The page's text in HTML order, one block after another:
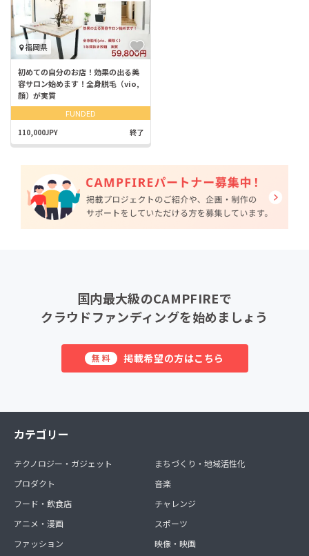
福岡県
初めての自分のお店！効果の出る美
容サロン始めます！全身脱毛（vio,
顔）が実質
FUNDED
110,000JPY 終了
国内最大級のCAMPFIREで
クラウドファンディングを始めましょう
無料 掲載希望の方はこちら
カテゴリー
テクノロジー・ガジェット
プロダクト
フード・飲食店
アニメ・漫画
ファッション
まちづくり・地域活性化
音楽
チャレンジ
スポーツ
映像・映画